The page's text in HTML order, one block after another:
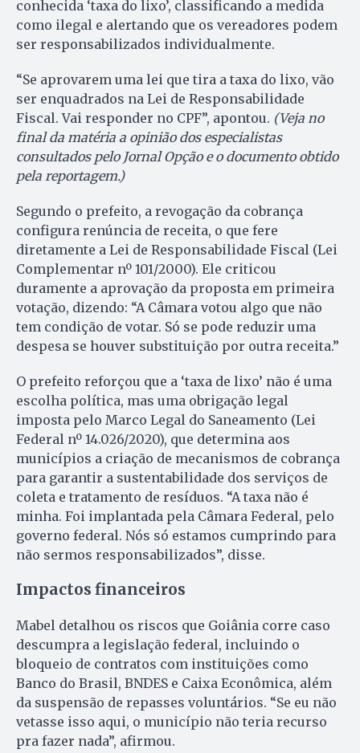
conhecida ‘taxa do lixo’, classificando a medida
como ilegal e alertando que os vereadores podem
ser responsabilizados individualmente.
“Se aprovarem uma lei que tira a taxa do lixo, vão
ser enquadrados na Lei de Responsabilidade
Fiscal. Vai responder no CPF”, apontou. (Veja no
final da matéria a opinião dos especialistas
consultados pelo Jornal Opção e o documento obtido
pela reportagem.)
Segundo o prefeito, a revogação da cobrança
configura renúncia de receita, o que fere
diretamente a Lei de Responsabilidade Fiscal (Lei
Complementar nº 101/2000). Ele criticou
duramente a aprovação da proposta em primeira
votação, dizendo: “A Câmara votou algo que não
tem condição de votar. Só se pode reduzir uma
despesa se houver substituição por outra receita.”
O prefeito reforçou que a ‘taxa de lixo’ não é uma
escolha política, mas uma obrigação legal
imposta pelo Marco Legal do Saneamento (Lei
Federal nº 14.026/2020), que determina aos
municípios a criação de mecanismos de cobrança
para garantir a sustentabilidade dos serviços de
coleta e tratamento de resíduos. “A taxa não é
minha. Foi implantada pela Câmara Federal, pelo
governo federal. Nós só estamos cumprindo para
não sermos responsabilizados”, disse.
Impactos financeiros
Mabel detalhou os riscos que Goiânia corre caso
descumpra a legislação federal, incluindo o
bloqueio de contratos com instituições como
Banco do Brasil, BNDES e Caixa Econômica, além
da suspensão de repasses voluntários. “Se eu não
vetasse isso aqui, o município não teria recurso
pra fazer nada”, afirmou.